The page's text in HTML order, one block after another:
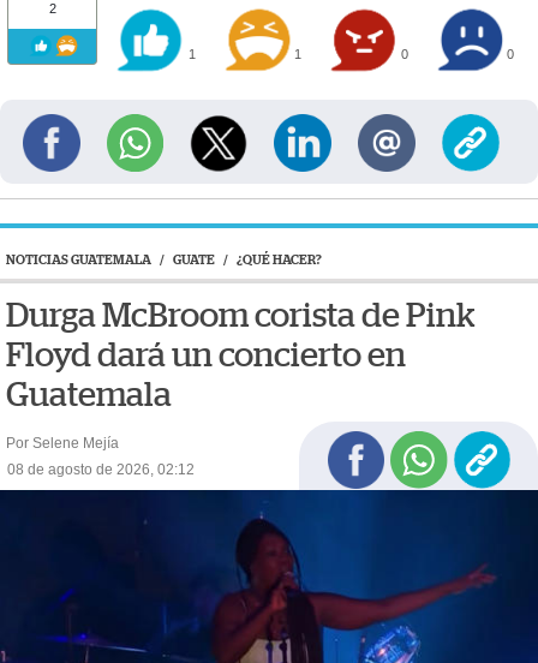
2
1 1 0 0
NOTICIAS GUATEMALA / GUATE / ¿QUÉ HACER?
Durga McBroom corista de Pink
Floyd dará un concierto en
Guatemala
Por Selene Mejía
08 de agosto de 2026, 02:12